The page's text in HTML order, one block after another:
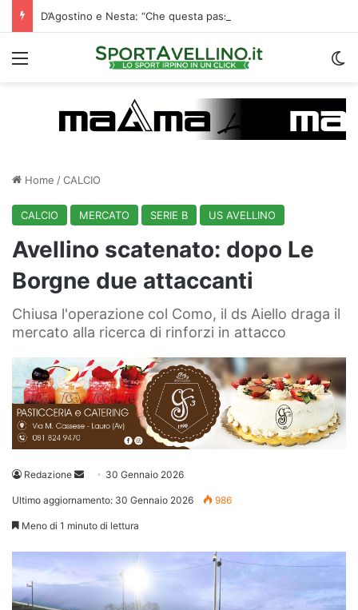
Menu
Home /CALCIO
CALCIO MERCATO SERIE B US AVELLINO
Avellino scatenato: dopo Le
Borgne due attaccanti
Chiusa l'operazione col Como, il ds Aiello draga il
mercato alla ricerca di rinforzi in attacco
Redazione
Invia 30 Gennaio 2026
Ultimo aggiornamento: 30 Gennaio 2026 986
Meno di 1 minuto di lettura